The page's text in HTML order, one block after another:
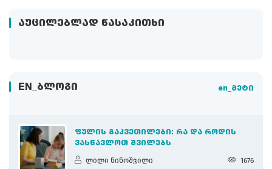
ᲐᲣᲪᲘᲚᲔᲑᲚᲐᲓ ᲬᲐᲡᲐᲙᲘᲗᲮᲘ
EN_ᲑᲚᲝᲒᲘ en_მეტი
ᲤᲣᲚᲘᲡ ᲒᲐᲙᲕᲔᲗᲘᲚᲔᲑᲘ: ᲠᲐ ᲓᲐ ᲠᲝᲓᲘᲡ
ᲕᲐᲡᲬᲐᲕᲚᲝᲗ ᲨᲕᲘᲚᲔᲑᲡ
ლილი ნინოშვილი 1676